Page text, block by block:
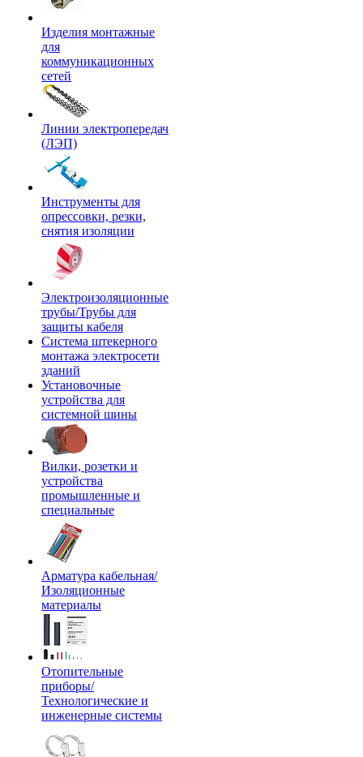
Изделия монтажные
для
коммуникационных
сетей
Линии электропередач
(ЛЭП)
Инструменты для
опрессовки, резки,
снятия изоляции
Электроизоляционные
трубы/Трубы для
защиты кабеля
Система штекерного
монтажа электросети
зданий
Установочные
устройства для
системной шины
Вилки, розетки и
устройства
промышленные и
специальные
Арматура кабельная/
Изоляционные
материалы
Отопительные
приборы/
Технологические и
инженерные системы